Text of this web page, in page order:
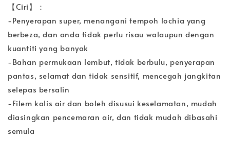
【Ciri】：
-Penyerapan super, menangani tempoh lochia yang
berbeza, dan anda tidak perlu risau walaupun dengan
kuantiti yang banyak
-Bahan permukaan lembut, tidak berbulu, penyerapan
pantas, selamat dan tidak sensitif, mencegah jangkitan
selepas bersalin
-Filem kalis air dan boleh disusui keselamatan, mudah
diasingkan pencemaran air, dan tidak mudah dibasahi
semula